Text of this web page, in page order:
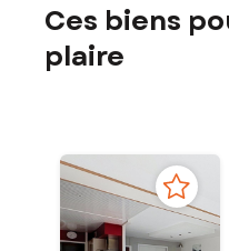
Ces biens
plaire